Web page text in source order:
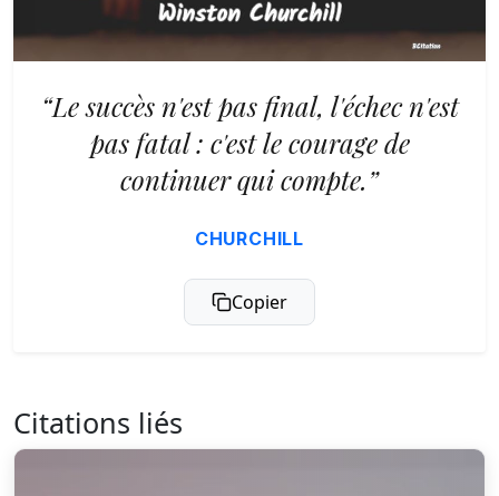
“Le succès n'est pas final, l'échec n'est
pas fatal : c'est le courage de
continuer qui compte.”
CHURCHILL
Copier
Citations liés